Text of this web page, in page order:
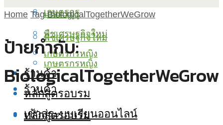
เกษตรกูรู
พืชเศรษฐกิจใหม่
เกษตรกรหญิง
ร้านค้า
หลักสูตรอบรม
เกษตรกูรู
พืชเศรษฐกิจใหม่
เกษตรกรหญิง
ร้านค้า
หลักสูตรอบรม
เข้าสู่ระบบเรียนออนไลน์
Home Tag BiologicalTogetherWeGrow
ป้ายกำกับ:
BiologicalTogetherWeGrow